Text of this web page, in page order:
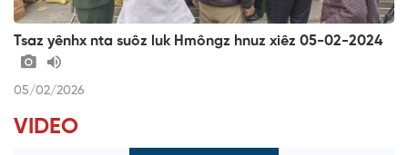
Tsaz yênhx nta suôz luk Hmôngz hnuz xiêz 05-02-2024
05/02/2026
VIDEO